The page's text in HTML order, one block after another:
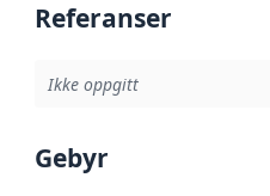
Referanser
Ikke oppgitt
Gebyr